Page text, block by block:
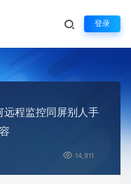
登录
远程监控同屏别人手
14,911